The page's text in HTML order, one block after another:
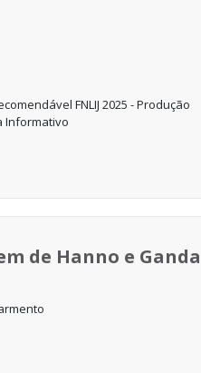
FNLIJ 2025 - Produção
Informativo
de Hanno e Ganda